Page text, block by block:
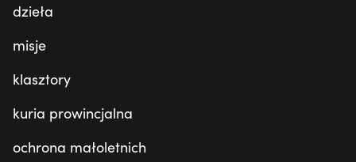
dzieła
misje
klasztory
kuria prowincjalna
ochrona małoletnich